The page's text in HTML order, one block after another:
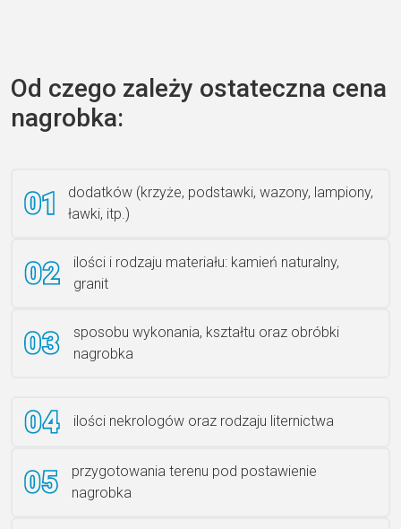
Książka 2
Ławka granitowa LG 12
Od czego zależy ostateczna cena
nagrobka:
dodatków (krzyże, podstawki, wazony, lampiony,
ławki, itp.)
ilości i rodzaju materiału: kamień naturalny,
granit
sposobu wykonania, kształtu oraz obróbki
nagrobka
ilości nekrologów oraz rodzaju liternictwa
przygotowania terenu pod postawienie
nagrobka